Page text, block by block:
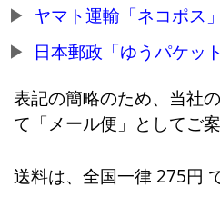
ヤマト運輸「ネコポス
日本郵政「ゆうパケッ
表記の簡略のため、当社
て「メール便」としてご
送料は、全国一律 275円 で